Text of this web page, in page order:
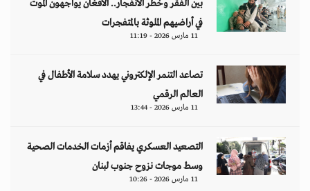
بين الفقر وخطر الانفجار.. الأفغان يواجهون الموت
في أراضيهم الملوثة بالمتفجرات
11 مارس 2026 - 11:19
تصاعد التنمر الإلكتروني يهدد سلامة الأطفال في
العالم الرقمي
11 مارس 2026 - 13:44
التصعيد العسكري يفاقم أزمات الخدمات الصحية
وسط موجات نزوح جنوب لبنان
11 مارس 2026 - 10:26